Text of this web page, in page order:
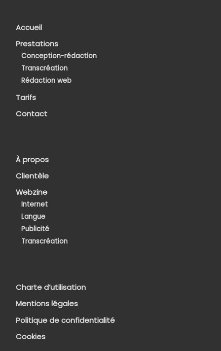
Accueil
Prestations
Conception-rédaction
Transcréation
Rédaction web
Tarifs
Contact
À propos
Clientèle
Webzine
Internet
Langue
Publicité
Transcréation
Charte d’utilisation
Mentions légales
Politique de confidentialité
Cookies